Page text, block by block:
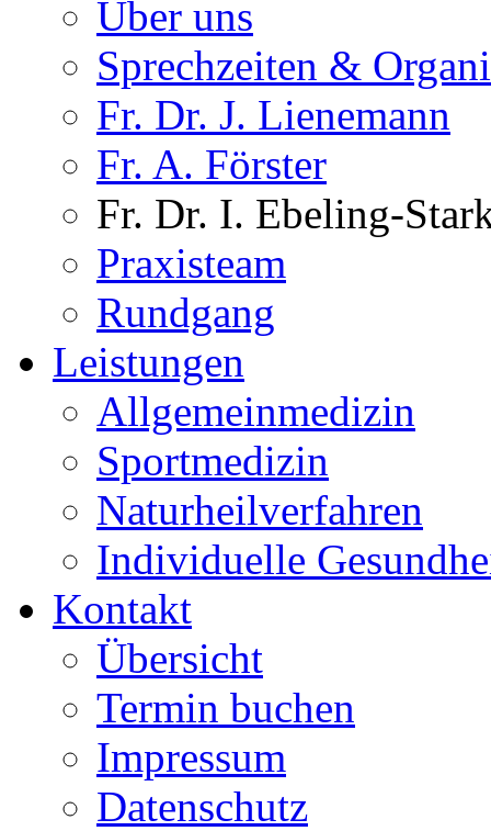
Über uns
Sprechzeiten &
Fr. Dr. J. Lienemann
Fr. A. Förster
Fr. Dr. I. Ebeling-
Praxisteam
Rundgang
Leistungen
Allgemeinmedizin
Sportmedizin
Naturheilverfahren
Individuelle
Kontakt
Übersicht
Termin buchen
Impressum
Datenschutz